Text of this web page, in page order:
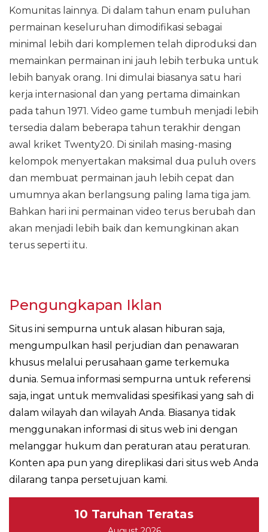
Komunitas lainnya. Di dalam tahun enam puluhan
permainan keseluruhan dimodifikasi sebagai
minimal lebih dari komplemen telah diproduksi dan
memainkan permainan ini jauh lebih terbuka untuk
lebih banyak orang. Ini dimulai biasanya satu hari
kerja internasional dan yang pertama dimainkan
pada tahun 1971. Video game tumbuh menjadi lebih
tersedia dalam beberapa tahun terakhir dengan
awal kriket Twenty20. Di sinilah masing-masing
kelompok menyertakan maksimal dua puluh overs
dan membuat permainan jauh lebih cepat dan
umumnya akan berlangsung paling lama tiga jam.
Bahkan hari ini permainan video terus berubah dan
akan menjadi lebih baik dan kemungkinan akan
terus seperti itu.
Pengungkapan Iklan
Situs ini sempurna untuk alasan hiburan saja,
mengumpulkan hasil perjudian dan penawaran
khusus melalui perusahaan game terkemuka
dunia. Semua informasi sempurna untuk referensi
saja, ingat untuk memvalidasi spesifikasi yang sah di
dalam wilayah dan wilayah Anda. Biasanya tidak
menggunakan informasi di situs web ini dengan
melanggar hukum dan peraturan atau peraturan.
Konten apa pun yang direplikasi dari situs web Anda
dilarang tanpa persetujuan kami.
10 Taruhan Teratas